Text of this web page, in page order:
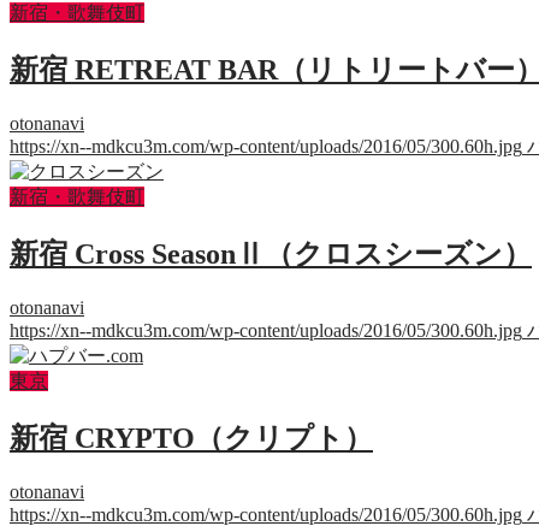
新宿・歌舞伎町
新宿 RETREAT BAR（リトリートバー）
otonanavi
https://xn--mdkcu3m.com/wp-content/uploads/2016/05/300.60h.jpg
新宿・歌舞伎町
新宿 Cross SeasonⅡ（クロスシーズン）
otonanavi
https://xn--mdkcu3m.com/wp-content/uploads/2016/05/300.60h.jpg
東京
新宿 CRYPTO（クリプト）
otonanavi
https://xn--mdkcu3m.com/wp-content/uploads/2016/05/300.60h.jpg